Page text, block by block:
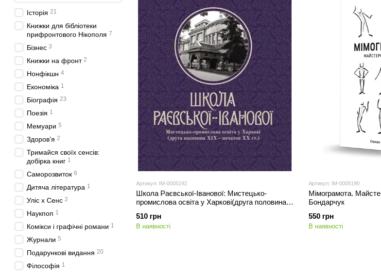
Артикул: IM-0005192
Школа Раєвської-Іванової: Мистецько-
промислова освіта у Харкові(друга половина
510 грн
В наявності
Артикул: IM-0005190
Мімограмота.
Бондарчук
550 грн
В наявності
Історія 21
Книжки для бібліотеки
прифронтового Нікополя 7
Бізнес 3
Книжки на фронт 2
Нонфікшн 4
Економіка 1
Біографія 23
Поезія 1
Мемуари 5
Здоровʼя 2
Тримайся своїх сенсів:
добірка книг 1
Саморозвиток 6
Дитяча література 1
Уліс x Сенс 2
Наукпоп 1
Комікси і графічні романи 1
Журнали 5
Подарункові видання 20
Філософія 1